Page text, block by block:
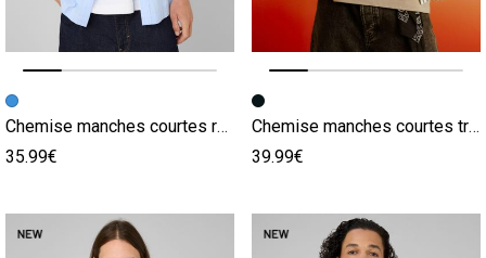
Image précédente
Image suivante
Chemise manches courtes rayées
35.99€
Image précédente
Image suivante
Chemise manches courtes tricot
39.99€